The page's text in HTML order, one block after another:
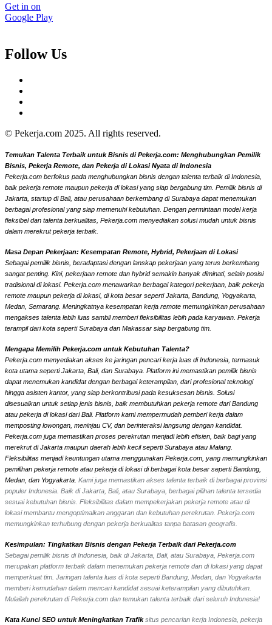
Get in on
Google Play
Follow Us
© Pekerja.com 2025. All rights reserved.
Temukan Talenta Terbaik untuk Bisnis di Pekerja.com: Menghubungkan Pemilik
Bisnis, Pekerja Remote, dan Pekerja di Lokasi Nyata di Indonesia
Pekerja.com berfokus pada menghubungkan bisnis dengan talenta terbaik di Indonesia,
baik pekerja remote maupun pekerja di lokasi yang siap bergabung tim. Pemilik bisnis di
Jakarta, startup di Bali, atau perusahaan berkembang di Surabaya dapat menemukan
berbagai profesional yang siap memenuhi kebutuhan. Dengan permintaan model kerja
fleksibel dan talenta berkualitas, Pekerja.com menyediakan solusi mudah untuk bisnis
dalam merekrut pekerja terbaik.
Masa Depan Pekerjaan: Kesempatan Remote, Hybrid, Pekerjaan di Lokasi
Sebagai pemilik bisnis, beradaptasi dengan lanskap pekerjaan yang terus berkembang
sangat penting. Kini, pekerjaan remote dan hybrid semakin banyak diminati, selain posisi
tradisional di lokasi. Pekerja.com menawarkan berbagai kategori pekerjaan, baik pekerja
remote maupun pekerja di lokasi, di kota besar seperti Jakarta, Bandung, Yogyakarta,
Medan, Semarang. Meningkatnya kesempatan kerja remote memungkinkan perusahaan
mengakses talenta lebih luas sambil memberi fleksibilitas lebih pada karyawan. Pekerja
terampil dari kota seperti Surabaya dan Makassar siap bergabung tim.
Mengapa Memilih Pekerja.com untuk Kebutuhan Talenta?
Pekerja.com menyediakan akses ke jaringan pencari kerja luas di Indonesia, termasuk
kota utama seperti Jakarta, Bali, dan Surabaya. Platform ini memastikan pemilik bisnis
dapat menemukan kandidat dengan berbagai keterampilan, dari profesional teknologi
hingga asisten kantor, yang siap berkontribusi pada kesuksesan bisnis. Solusi
disesuaikan untuk setiap jenis bisnis, baik membutuhkan pekerja remote dari Bandung
atau pekerja di lokasi dari Bali. Platform kami mempermudah pemberi kerja dalam
memposting lowongan, meninjau CV, dan berinteraksi langsung dengan kandidat.
Pekerja.com juga memastikan proses perekrutan menjadi lebih efisien, baik bagi yang
merekrut di Jakarta maupun daerah lebih kecil seperti Surabaya atau Malang.
Fleksibilitas menjadi keuntungan utama menggunakan Pekerja.com, yang memungkinkan
pemilihan pekerja remote atau pekerja di lokasi di berbagai kota besar seperti Bandung,
Medan, dan Yogyakarta. Kami juga memastikan akses talenta terbaik di berbagai provinsi
populer Indonesia. Baik di Jakarta, Bali, atau Surabaya, berbagai pilihan talenta tersedia
sesuai kebutuhan bisnis. Fleksibilitas dalam mempekerjakan pekerja remote atau di
lokasi membantu mengoptimalkan anggaran dan kebutuhan perekrutan. Pekerja.com
memungkinkan terhubung dengan pekerja berkualitas tanpa batasan geografis.
Kesimpulan: Tingkatkan Bisnis dengan Pekerja Terbaik dari Pekerja.com
Sebagai pemilik bisnis di Indonesia, baik di Jakarta, Bali, atau Surabaya, Pekerja.com
merupakan platform terbaik dalam menemukan pekerja remote dan di lokasi yang dapat
memperkuat tim. Jaringan talenta luas di kota seperti Bandung, Medan, dan Yogyakarta
memberi kemudahan dalam mencari kandidat sesuai keterampilan yang dibutuhkan.
Mulailah perekrutan di Pekerja.com dan temukan talenta terbaik dari seluruh Indonesia!
Kata Kunci SEO untuk Meningkatkan Trafiksitus pencarian kerja Indonesia, pekerja